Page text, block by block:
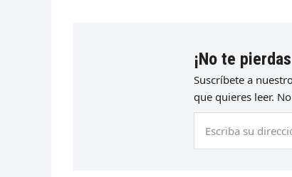
¡No te
Suscríbete a
que quieres leer.